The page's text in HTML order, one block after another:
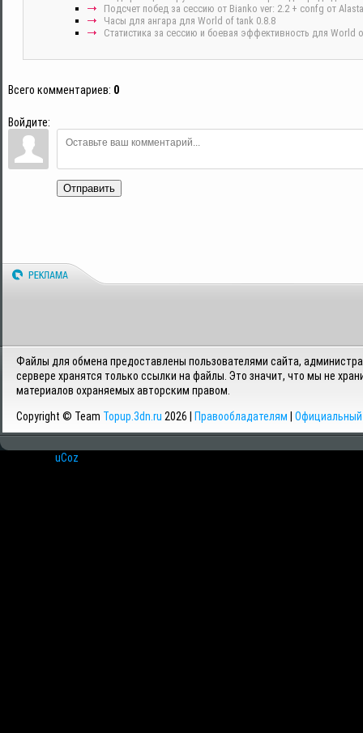
Подсчет побед за сессию от Bianko ver: 2.2 + confg от
Часы для ангара для World of tank 0.8.8
Статистика за сессию и боевая эффективность для World
Всего комментариев: 0
Войдите:
Отправить
Файлы для обмена предоставлены пользователями сайта,
сервере хранятся только ссылки на файлы. Это значит, что мы не
материалов охраняемых авторским правом.
Copyright © Team Topup.3dn.ru 2026 | Правообладателям Официальный
uCoz